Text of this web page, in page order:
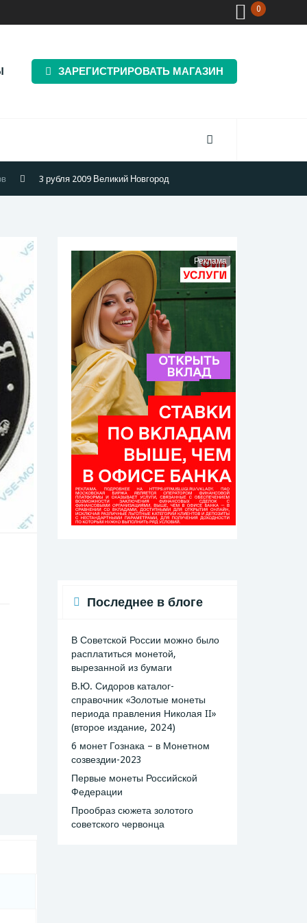
ЗАРЕГИСТРИРОВАТЬ МАГАЗИН
3 рубля 2009 Великий Новгород
Реклама
Последнее в блоге
В Советской России можно было
расплатиться монетой,
вырезанной из бумаги
В.Ю. Сидоров каталог-
справочник «Золотые монеты
периода правления Николая II»
(второе издание, 2024)
6 монет Гознака – в Монетном
созвездии-2023
Первые монеты Российской
Федерации
Прообраз сюжета золотого
советского червонца
0